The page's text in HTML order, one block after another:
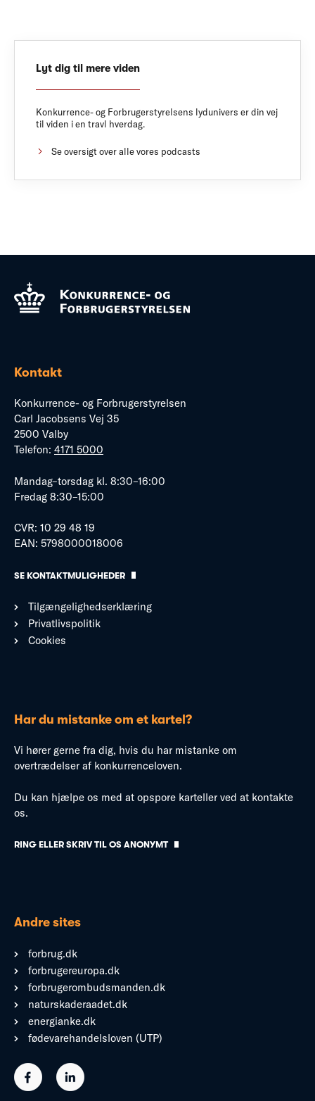
Lyt dig til mere viden
Konkurrence- og Forbrugerstyrelsens lydunivers er din vej
til viden i en travl hverdag.
Se oversigt over alle vores podcasts
Kontakt
Konkurrence- og Forbrugerstyrelsen
Carl Jacobsens Vej 35
2500 Valby
Telefon: 4171 5000
Mandag–torsdag kl. 8:30–16:00
Fredag 8:30–15:00
CVR: 10 29 48 19
EAN: 5798000018006
SE KONTAKTMULIGHEDER
Tilgængelighedserklæring
Privatlivspolitik
Cookies
Har du mistanke om et kartel?
Vi hører gerne fra dig, hvis du har mistanke om
overtrædelser af konkurrenceloven.
Du kan hjælpe os med at opspore karteller ved at kontakte
os.
RING ELLER SKRIV TIL OS ANONYMT
Andre sites
forbrug.dk
forbrugereuropa.dk
forbrugerombudsmanden.dk
naturskaderaadet.dk
energianke.dk
fødevarehandelsloven (UTP)